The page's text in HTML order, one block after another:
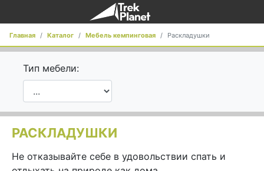
Главная Каталог Мебель кемпинговая Раскладушки
Тип мебели:
РАСКЛАДУШКИ
Не отказывайте себе в удовольствии спать и